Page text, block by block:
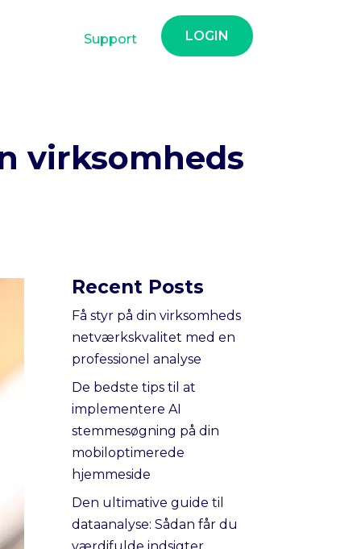
Support LOGIN
virksomheds
Recent Posts
Få styr på din virksomheds
netværkskvalitet med en
professionel analyse
De bedste tips til at
implementere AI
stemmesøgning på din
mobiloptimerede
hjemmeside
Den ultimative guide til
dataanalyse: Sådan får du